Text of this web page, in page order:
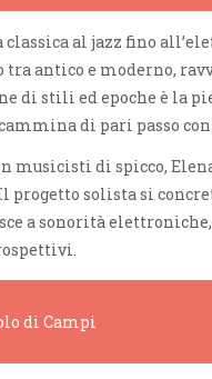
al jazz fino
antico e moderno,
di stili ed epoche è la
di pari passo
musicisti di spicco,
solista si
a sonorità
di Campi